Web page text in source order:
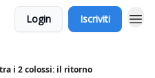
Login Iscriviti
i 2 colossi: il ritorno